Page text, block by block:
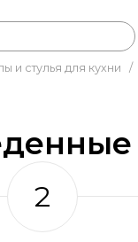
и стулья для кухни /
2